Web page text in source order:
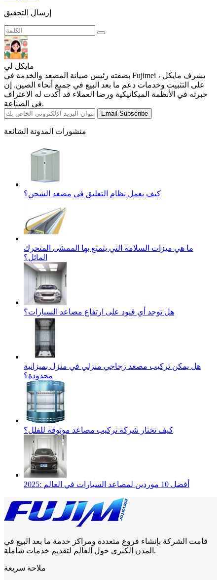
إرسال التحقيق
مايكل لي
بصفته رئيس صيانة المصعد والخدمة في Fujimei ، يشرف مايكل
على التثبيت وخدمات دعم ما بعد البيع في جميع أنحاء الصين. إن
خبرته في الأنظمة الميكانيكية ورضا العملاء قد أكدت له الاعتراف
في الصناعة.
Email Subscribe
منشورات المدونة الشائعة
كيف يعمل نظام التعليق في مصعد الشحن؟
ما هي ميزات السلامة التي يتمتع بها الممشى المتحرك
المائل؟
هل توجد أي قيود على ارتفاع مصاعد السيارات؟
هل يمكن تركيب مصعد زجاجي منزلي في منزل بميزانية
محدودة؟
كيف تختار شركة تركيب مصاعد موثوقة للفلل؟
2025: أفضل 10 موردين لمصاعد السيارات في العالم
قامت الشركة بإنشاء فروع متعددة ومراكز خدمة ما بعد البيع في
المدن الكبرى حول العالم لتقديم خدمات شاملة.
ملاحة سريعة